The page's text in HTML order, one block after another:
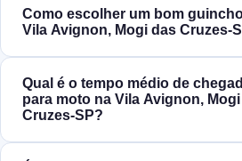
Como escolher um bom
Vila Avignon, Mogi das
Qual é o tempo médio de
para moto na Vila Avignon,
Cruzes‑SP?